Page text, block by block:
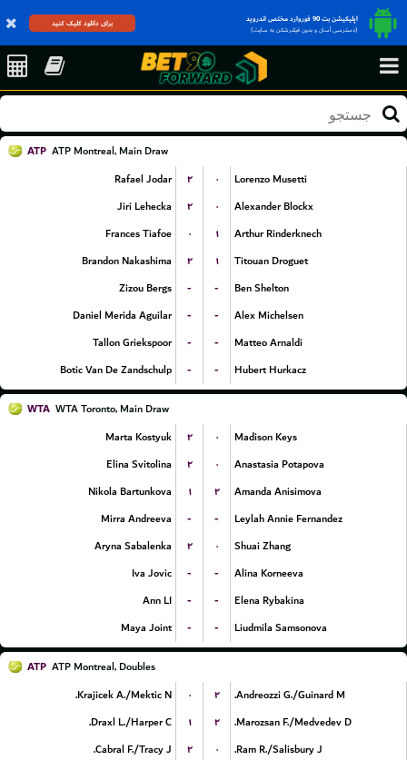
اپلیکیشن بت 90 فوروارد مختص اندروید
(دسترسی آسان و بدون فیلترشکن به سایت)
برای دانلود کلیک کنید
ATP ATP Montreal, Main Draw
Rafael Jodar
۲ ۰
Lorenzo Musetti
Jiri Lehecka
۲ ۰
Alexander Blockx
Frances Tiafoe
۰ ۱
Arthur Rinderknech
Brandon Nakashima
۲ ۱
Titouan Droguet
Zizou Bergs
- -
Ben Shelton
Daniel Merida Aguilar
- -
Alex Michelsen
Tallon Griekspoor
- -
Matteo Arnaldi
Botic Van De Zandschulp
- - Hubert Hurkacz
WTA WTA Toronto, Main Draw
Marta Kostyuk
۲ ۰
Madison Keys
Elina Svitolina
۲ ۰
Anastasia Potapova
Nikola Bartunkova
۱ ۲
Amanda Anisimova
Mirra Andreeva
- -
Leylah Annie Fernandez
Aryna Sabalenka
۲ ۰
Shuai Zhang
Iva Jovic
- -
Alina Korneeva
Ann LI
- -
Elena Rybakina
Maya Joint
- - Liudmila Samsonova
ATP ATP Montreal, Doubles
Krajicek A./Mektic N.
۰ ۲
Andreozzi G./Guinard M.
Draxl L./Harper C.
۱ ۲
Marozsan F./Medvedev D.
Cabral F./Tracy J.
۲ ۰
Ram R./Salisbury J.